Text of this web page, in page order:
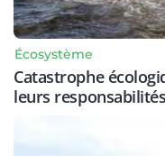
Écosystème
Catastrophe
leurs